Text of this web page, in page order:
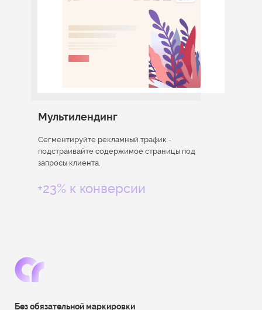
Сегментируйте рекламный трафик -
подстраивайте содержимое страницы под
запросы клиента.
Мультилендинг
+23% к конверсии
Без обязательной маркировки